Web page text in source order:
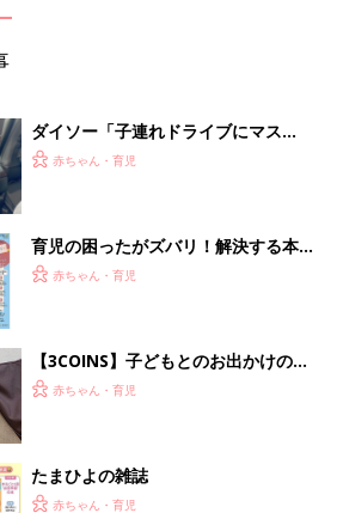
だ？」
mazonタイムセールが見逃せない
PR（Amazon）